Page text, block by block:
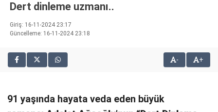
deneme
veren
deneme
editorbet
Dert dinleme uzmanı..
Giriş: 16-11-2024 23:17
Güncelleme: 16-11-2024 23:18
- +
91 yaşında hayata veda eden büyük